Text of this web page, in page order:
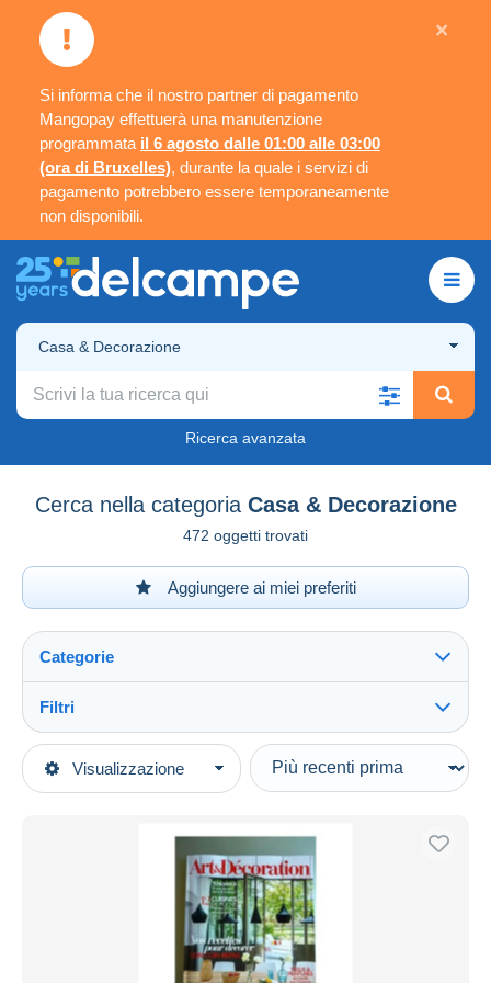
Si informa che il nostro partner di pagamento
Mangopay effettuerà una manutenzione
programmata il 6 agosto dalle 01:00 alle 03:00
(ora di Bruxelles), durante la quale i servizi di
pagamento potrebbero essere temporaneamente
non disponibili.
×
Casa & Decorazione
Ricerca avanzata
Cerca nella categoria Casa & Decorazione
472 oggetti trovati
Aggiungere ai miei preferiti
Visualizzazione
Categorie
Categorie principali
Casa & Decorazione
Filtri
Tipo di vendita
In corso
Asta con offerte
Aste senza offerte